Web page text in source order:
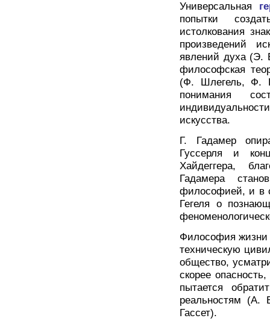
Универсальная
попытки
истолкования
произведений
явлений духа (Э.
философская
(Ф. Шлегель, Ф.
понимания
искусства.
Г. Гадамер
Гуссерля и
Хайдеггера,
Гадамера
философией, и в
Гегеля о
Философия жизни
техническую
общество,
скорее
пытается
реальностям (А.
Гассет).